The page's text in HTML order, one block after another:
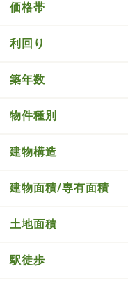
価格帯
利回り
築年数
物件種別
建物構造
建物面積/専有面積
土地面積
駅徒歩